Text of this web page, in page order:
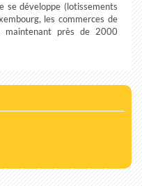
se développe (lotissements
les commerces de
maintenant près de 2000